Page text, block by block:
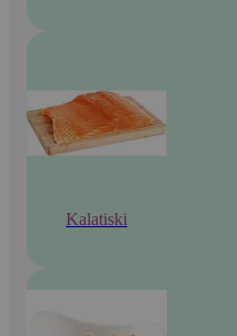
Kalatiski